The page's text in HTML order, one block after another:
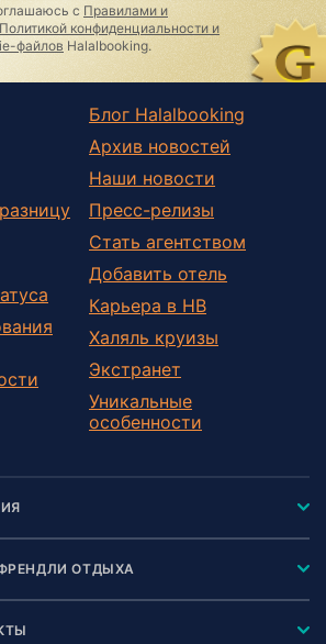
с Правилами и
Политикой конфиденциальности и
файлов Halalbooking.
Блог Halalbooking
Архив новостей
Наши новости
Пресс-релизы
Стать агентством
Добавить отель
Карьера в HB
Халяль круизы
Экстранет
Уникальные
особенности
ОТДЫХА